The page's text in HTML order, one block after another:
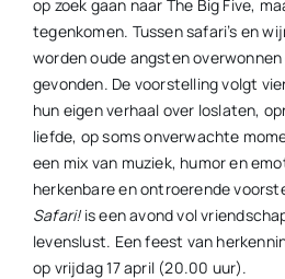
op zoek gaan naar The Big Five,
tegenkomen. Tussen safari’s en
worden oude angsten
gevonden. De voorstelling volgt
hun eigen verhaal over loslaten,
liefde, op soms onverwachte
een mix van muziek, humor en
herkenbare en ontroerende
Safari!is een avond vol
levenslust. Een feest van
op vrijdag 17 april (20.00 uur).